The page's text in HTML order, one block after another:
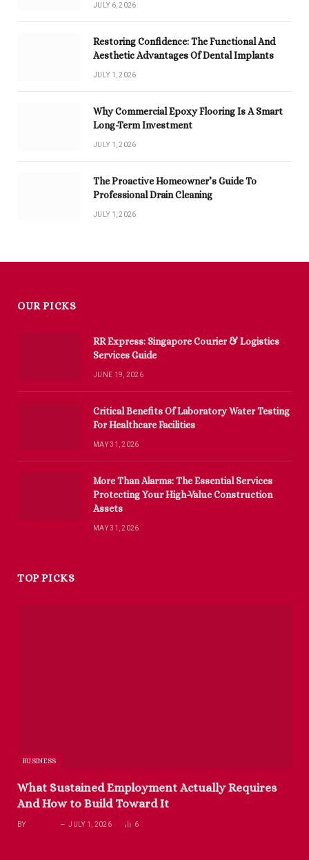
JULY 6, 2026
Restoring Confidence: The Functional And
Aesthetic Advantages Of Dental Implants
JULY 1, 2026
Why Commercial Epoxy Flooring Is A Smart
Long-Term Investment
JULY 1, 2026
The Proactive Homeowner’s Guide To
Professional Drain Cleaning
JULY 1, 2026
OUR PICKS
RR Express: Singapore Courier & Logistics
Services Guide
JUNE 19, 2026
Critical Benefits Of Laboratory Water Testing
For Healthcare Facilities
MAY 31, 2026
More Than Alarms: The Essential Services
Protecting Your High-Value Construction
Assets
MAY 31, 2026
TOP PICKS
BUSINESS
What Sustained Employment Actually Requires
And How to Build Toward It
BY JULY 1, 2026 6